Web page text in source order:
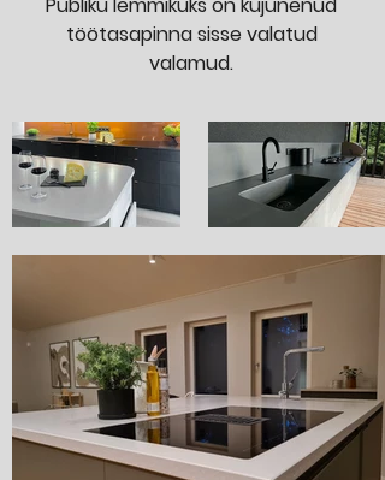
töötasapinna sisse valatud
valamud.